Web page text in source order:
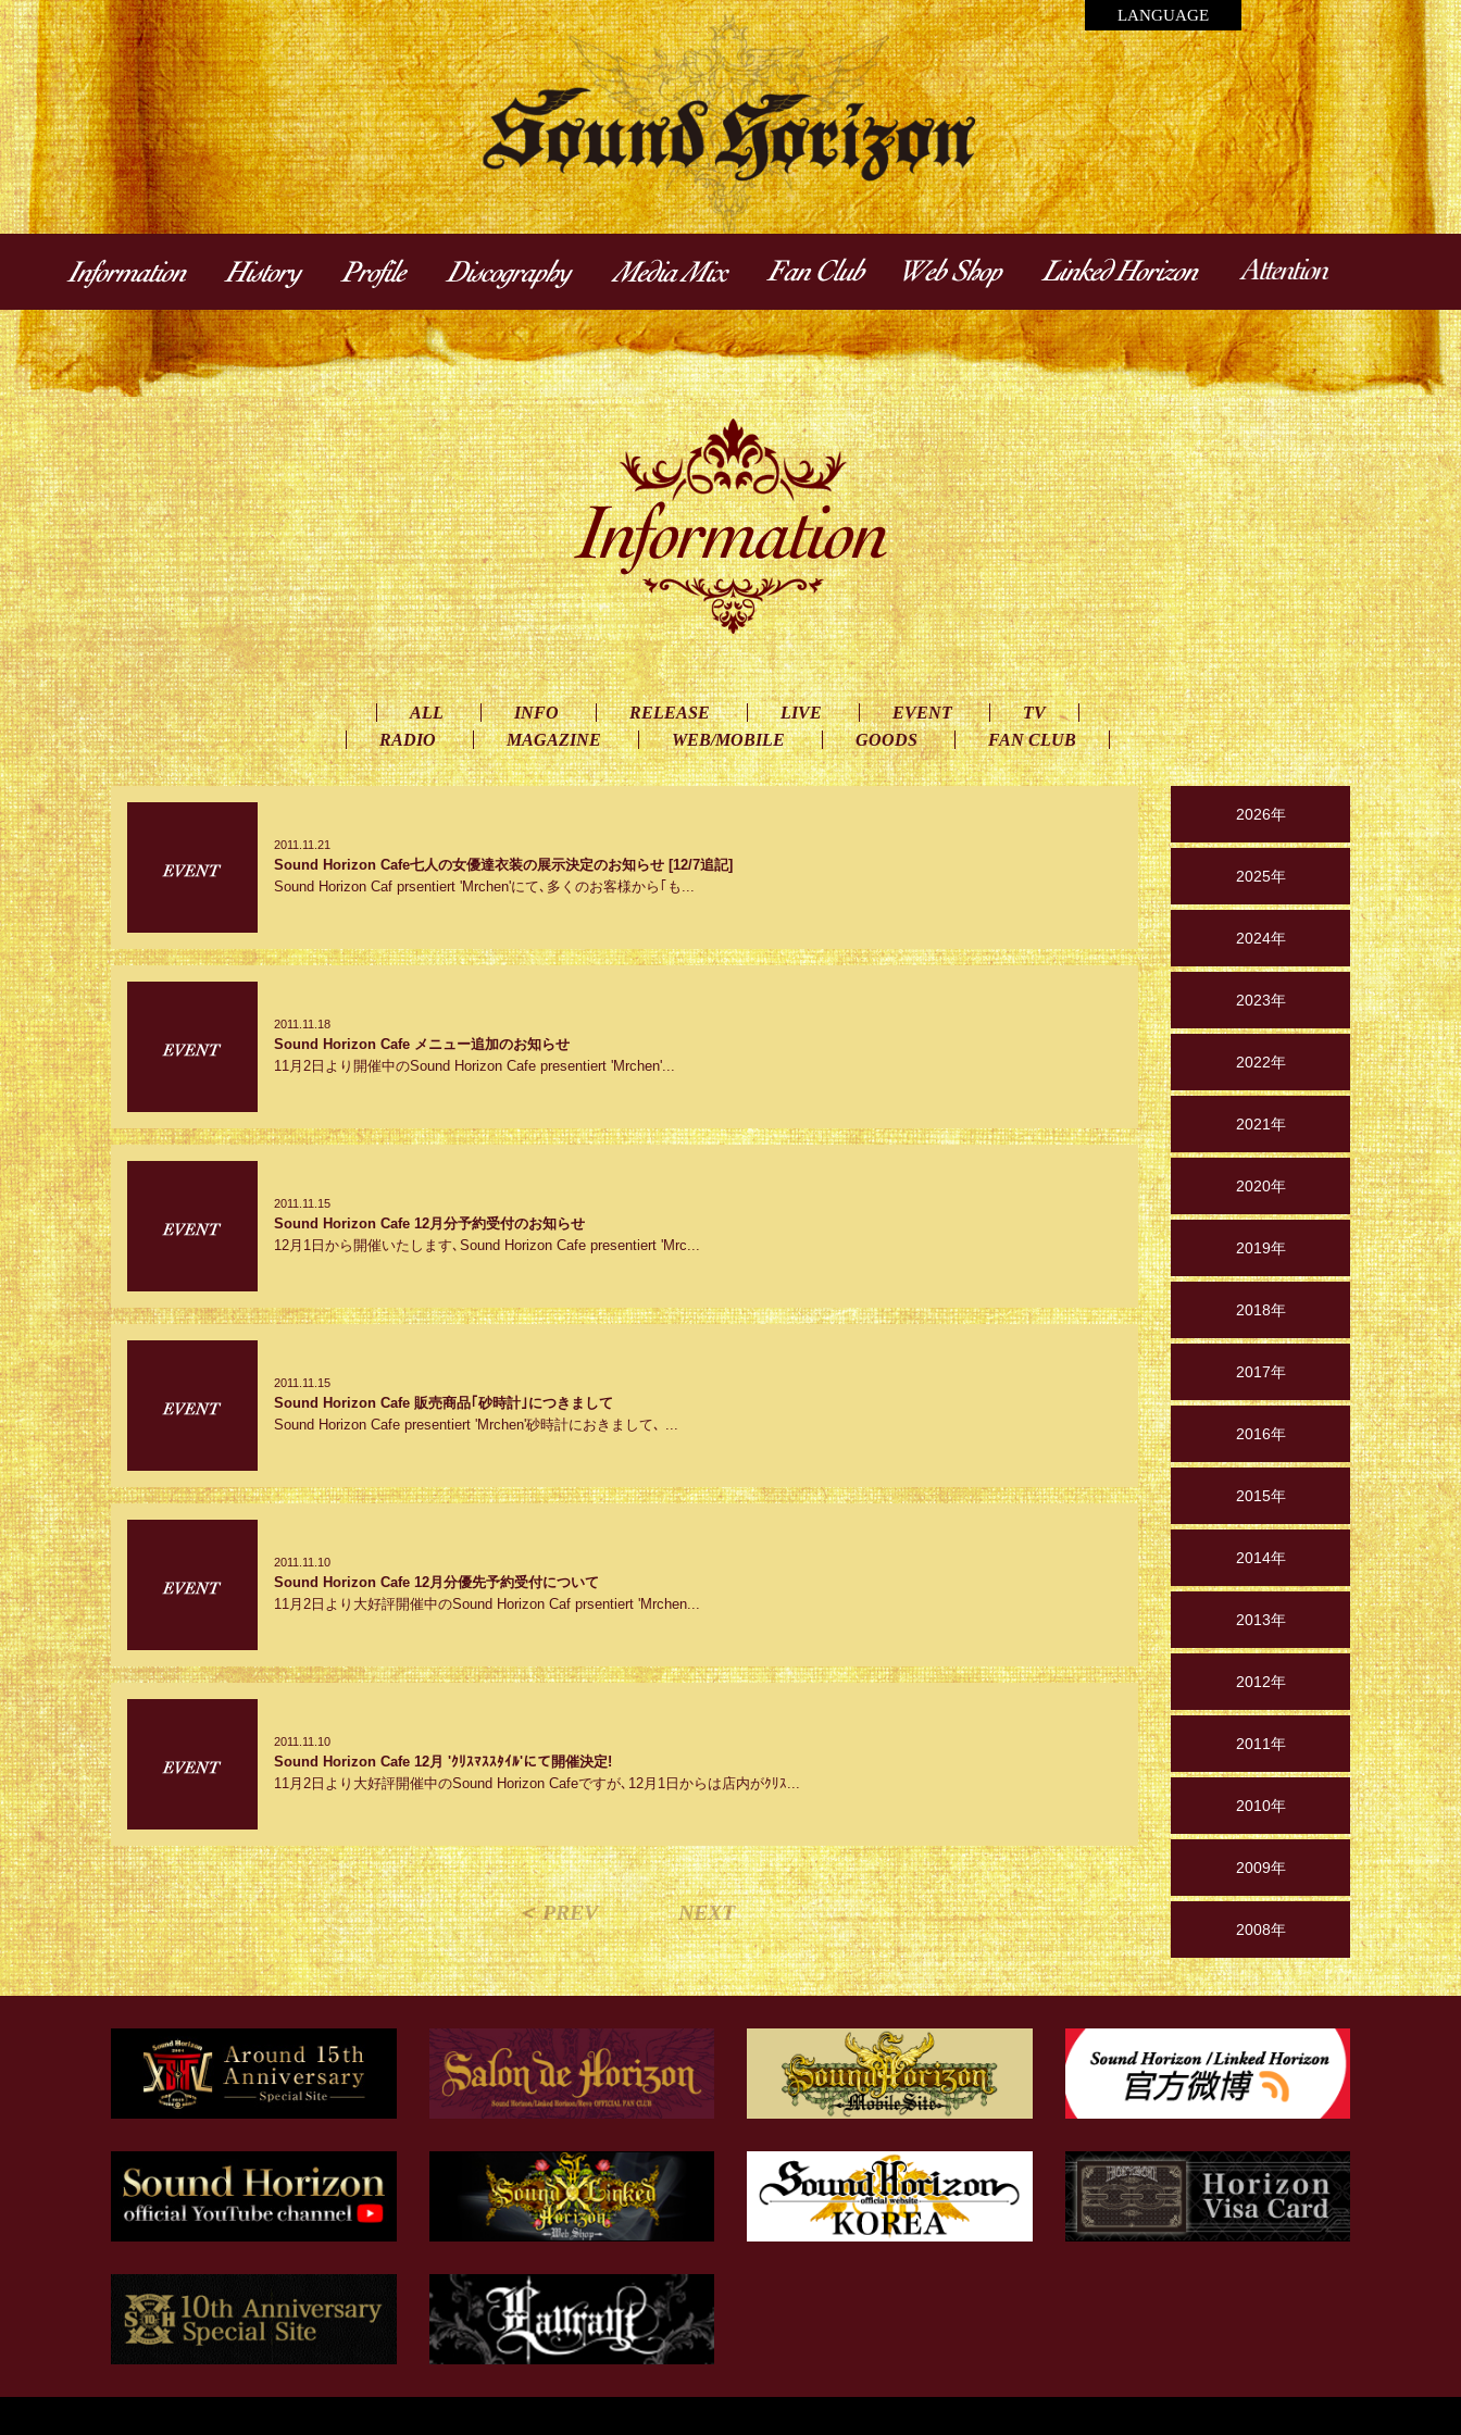
LANGUAGE
ALL INFO RELEASE LIVE EVENT
TV
RADIO
MAGAZINE WEB/MOBILE GOODS FAN CLUB
2011.11.21
Sound Horizon Cafe七人の女優達衣装の展示決定のお知らせ [12/7追記]
Sound Horizon Caf prsentiert 'Mrchen'にて､多くのお客様から｢も...
2011.11.18
Sound Horizon Cafe メニュー追加のお知らせ
11月2日より開催中のSound Horizon Cafe presentiert 'Mrchen'...
2011.11.15
Sound Horizon Cafe 12月分予約受付のお知らせ
12月1日から開催いたします､Sound Horizon Cafe presentiert 'Mrc...
2011.11.15
Sound Horizon Cafe 販売商品｢砂時計｣につきまして
Sound Horizon Cafe presentiert 'Mrchen'砂時計におきまして､ ...
2011.11.10
Sound Horizon Cafe 12月分優先予約受付について
11月2日より大好評開催中のSound Horizon Caf prsentiert 'Mrchen...
2011.11.10
Sound Horizon Cafe 12月 'ｸﾘｽﾏｽｽﾀｲﾙ'にて開催決定!
11月2日より大好評開催中のSound Horizon Cafeですが､12月1日からは店内がｸﾘｽ...
＜ PREV NEXT
2026年
2025年
2024年
2023年
2022年
2021年
2020年
2019年
2018年
2017年
2016年
2015年
2014年
2013年
2012年
2011年
2010年
2009年
2008年